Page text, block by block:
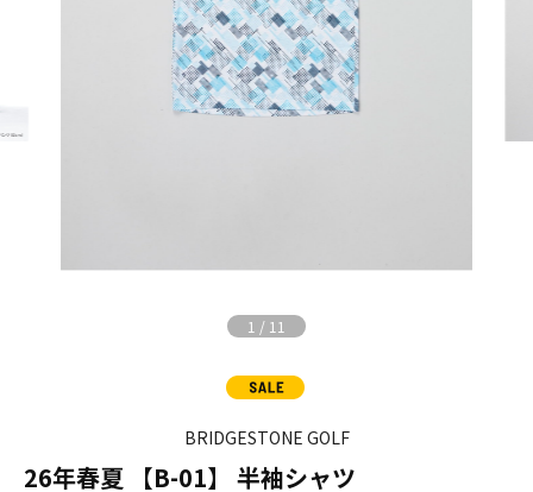
1 / 11
BRIDGESTONE GOLF
26年春夏 【B-01】 半袖シャツ